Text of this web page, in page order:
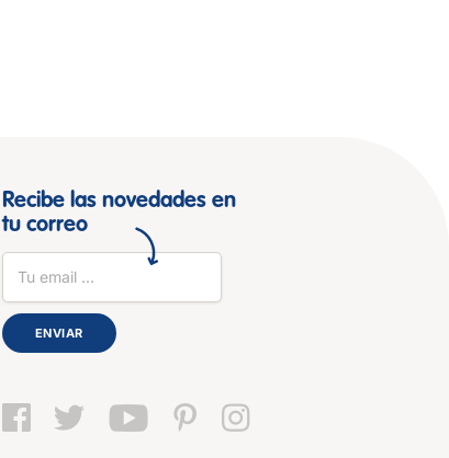
Recibe las novedades en
tu correo
ENVIAR